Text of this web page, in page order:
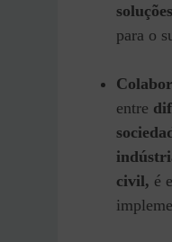
para o
entre
civil, é